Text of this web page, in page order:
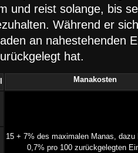
und reist solange, bis
Während er
an nahestehenden
hat.
Manakosten
15 + 7% des maximalen Manas, dazu
0,7% pro 100 zurückgelegten